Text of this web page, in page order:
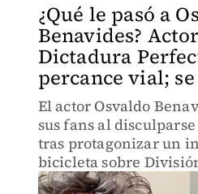
¿Qué le pasó a
Benavides?
Dictadura
percance vial; se
El actor Osvaldo
sus fans al
tras protagonizar un
bicicleta sobre